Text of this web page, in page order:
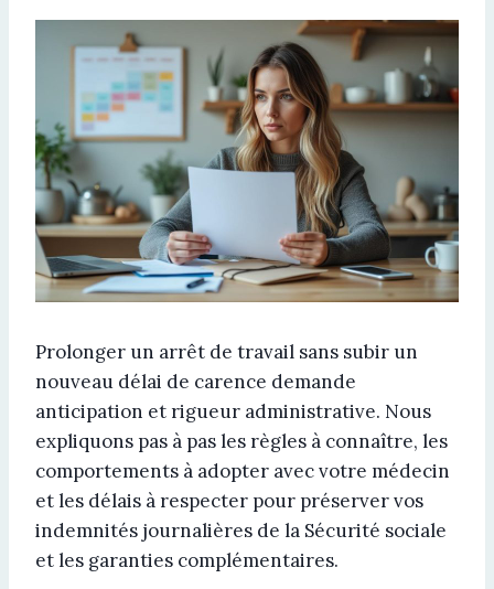
Prolonger un arrêt de travail sans subir un
nouveau délai de carence demande
anticipation et rigueur administrative. Nous
expliquons pas à pas les règles à connaître, les
comportements à adopter avec votre médecin
et les délais à respecter pour préserver vos
indemnités journalières de la Sécurité sociale
et les garanties complémentaires.